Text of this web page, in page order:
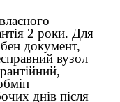
2 роки. Для
документ,
вузол
днів після